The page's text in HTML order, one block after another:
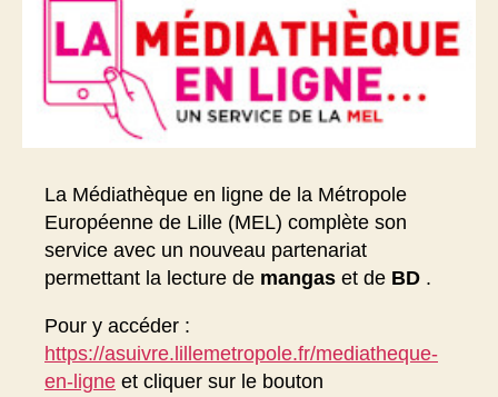
La Médiathèque en ligne de la Métropole
Européenne de Lille (MEL) complète son
service avec un nouveau partenariat
permettant la lecture de mangas et de BD .
Pour y accéder :
https://asuivre.lillemetropole.fr/mediatheque-
en-ligne et cliquer sur le bouton